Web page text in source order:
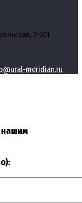
3-201
meridian.ru
нашим